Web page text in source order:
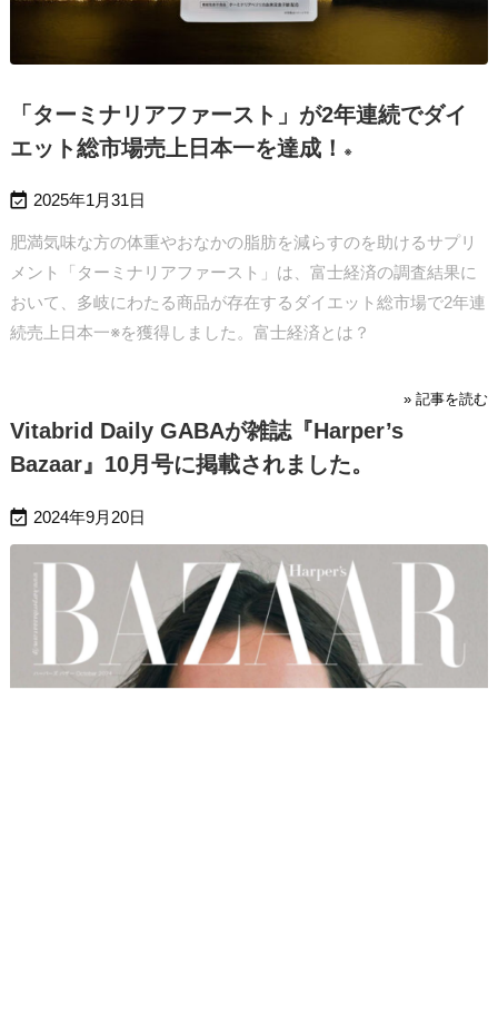
「ターミナリアファースト」が2年連続でダイ
エット総市場売上日本一を達成！
※
 2025年1月31日
肥満気味な方の体重やおなかの脂肪を減らすのを助けるサプリ
メント「ターミナリアファースト」は、富士経済の調査結果に
おいて、多岐にわたる商品が存在するダイエット総市場で2年連
続売上日本一※を獲得しました。 富士経済とは？
» 記事を読む
Vitabrid Daily GABAが雑誌『Harper’s
Bazaar』10月号に掲載されました。
 2024年9月20日